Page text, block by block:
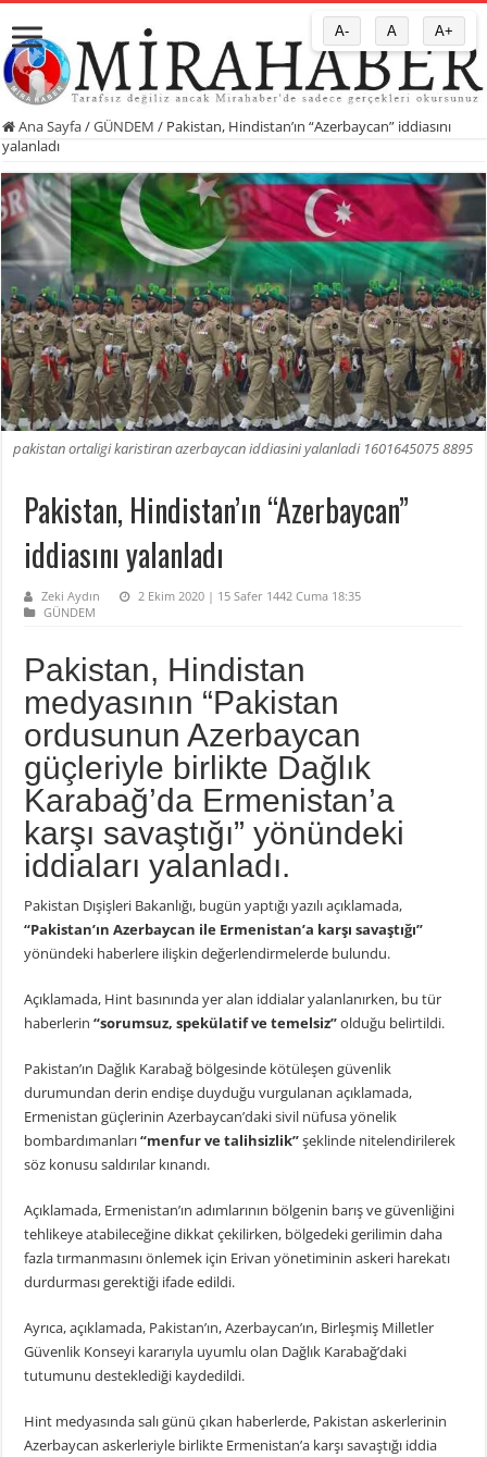
Ana Sayfa/GÜNDEM / Pakistan, Hindistan’ın “Azerbaycan” iddiasını
yalanladı
pakistan ortaligi karistiran azerbaycan iddiasini yalanladi 1601645075 8895
Pakistan, Hindistan’ın “Azerbaycan”
iddiasını yalanladı
Zeki Aydın
2 Ekim 2020 | 15 Safer 1442 Cuma 18:35
GÜNDEM
Pakistan, Hindistan
medyasının “Pakistan
ordusunun Azerbaycan
güçleriyle birlikte Dağlık
Karabağ’da Ermenistan’a
karşı savaştığı” yönündeki
iddiaları yalanladı.
Pakistan Dışişleri Bakanlığı, bugün yaptığı yazılı açıklamada,
“Pakistan’ın Azerbaycan ile Ermenistan’a karşı savaştığı”
yönündeki haberlere ilişkin değerlendirmelerde bulundu.
Açıklamada, Hint basınında yer alan iddialar yalanlanırken, bu tür
haberlerin“sorumsuz, spekülatif ve temelsiz”olduğu belirtildi.
Pakistan’ın Dağlık Karabağ bölgesinde kötüleşen güvenlik
durumundan derin endişe duyduğu vurgulanan açıklamada,
Ermenistan güçlerinin Azerbaycan’daki sivil nüfusa yönelik
bombardımanları“menfur ve talihsizlik”şeklinde nitelendirilerek
söz konusu saldırılar kınandı.
Açıklamada, Ermenistan’ın adımlarının bölgenin barış ve güvenliğini
tehlikeye atabileceğine dikkat çekilirken, bölgedeki gerilimin daha
fazla tırmanmasını önlemek için Erivan yönetiminin askeri harekatı
durdurması gerektiği ifade edildi.
Ayrıca, açıklamada, Pakistan’ın, Azerbaycan’ın, Birleşmiş Milletler
Güvenlik Konseyi kararıyla uyumlu olan Dağlık Karabağ’daki
tutumunu desteklediği kaydedildi.
Hint medyasında salı günü çıkan haberlerde, Pakistan askerlerinin
Azerbaycan askerleriyle birlikte Ermenistan’a karşı savaştığı iddia
A- A A+